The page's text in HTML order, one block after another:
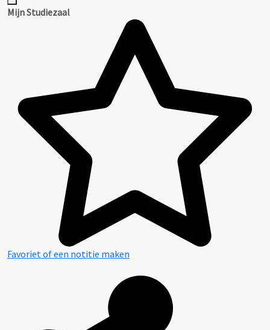
Mijn Studiezaal
Favoriet of een notitie maken